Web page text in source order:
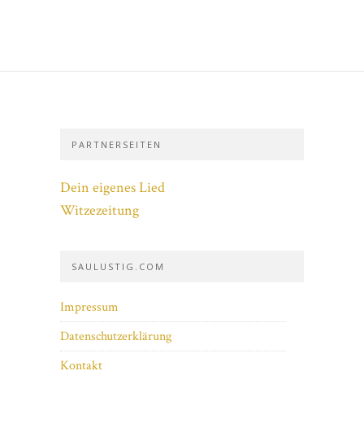
PARTNERSEITEN
Dein eigenes Lied
Witzezeitung
SAULUSTIG.COM
Impressum
Datenschutzerklärung
Kontakt